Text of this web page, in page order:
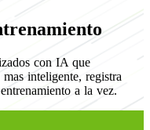
con IA que
inteligente, registra
a la vez.